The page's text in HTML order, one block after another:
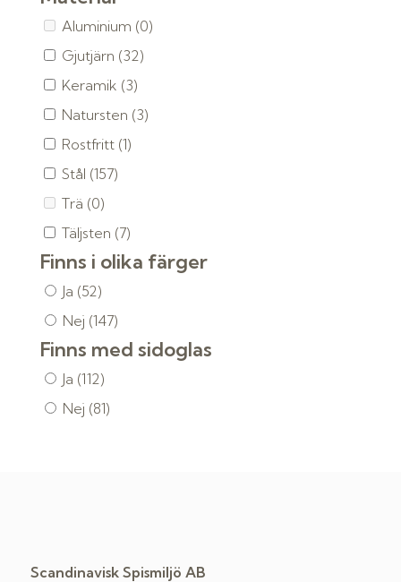
Aluminium (0)
Gjutjärn (32)
Keramik (3)
Natursten (3)
Rostfritt (1)
Stål (157)
Trä (0)
Täljsten (7)
Finns i olika färger
Ja (52)
Nej (147)
Finns med sidoglas
Ja (112)
Nej (81)
Scandinavisk Spismiljö AB